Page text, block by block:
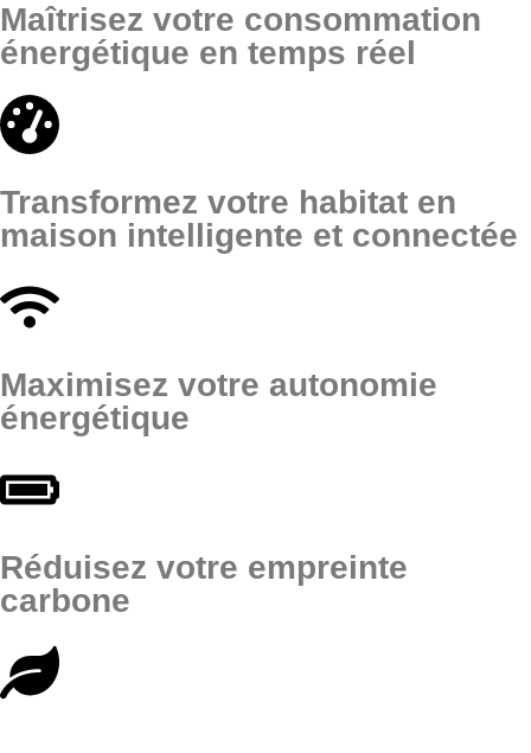
Maîtrisez votre consommation
énergétique en temps réel
Transformez votre habitat en
maison intelligente et connectée
Maximisez votre autonomie
énergétique
Réduisez votre empreinte
carbone